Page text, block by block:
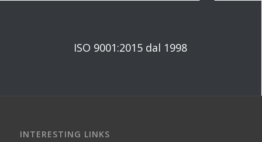
ISO 9001:2015 dal 1998
INTERESTING LINKS